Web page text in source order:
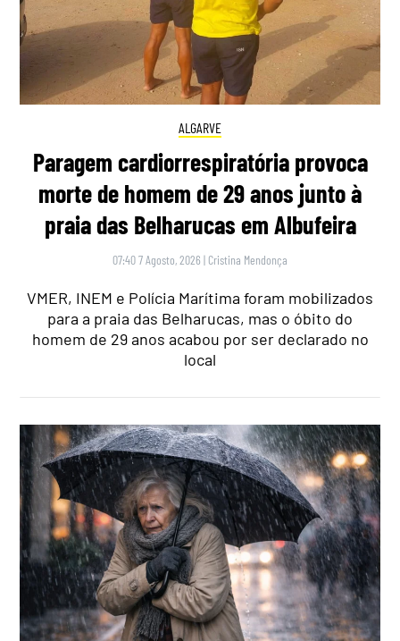
ALGARVE
Paragem cardiorrespiratória provoca
morte de homem de 29 anos junto à
praia das Belharucas em Albufeira
07:40 7 Agosto, 2026 | Cristina Mendonça
VMER, INEM e Polícia Marítima foram mobilizados
para a praia das Belharucas, mas o óbito do
homem de 29 anos acabou por ser declarado no
local